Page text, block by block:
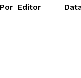
Por Editor